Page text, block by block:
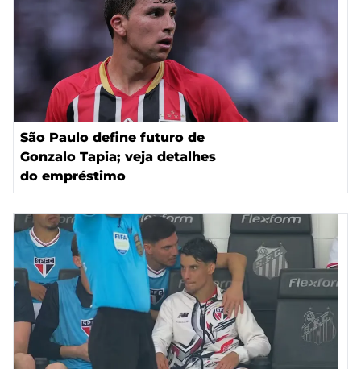
São Paulo define futuro de
Gonzalo Tapia; veja detalhes
do empréstimo